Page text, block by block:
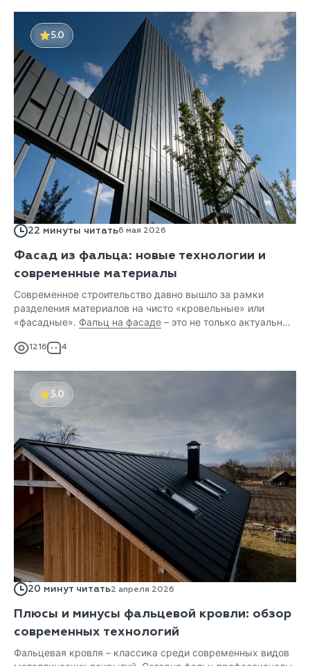
5.0
22 минуты читать6 мая 2026
Фасад из фальца: новые технологии и
современные материалы
Современное строительство давно вышло за рамки
разделения материалов на чисто «кровельные» или
«фасадные». Фальц на фасаде – это не только актуальный
надежность которой проверена веками.
1216 4
5.0
20 минут читать2 апреля 2026
Плюсы и минусы фальцевой кровли: обзор
современных технологий
Фальцевая кровля – классика среди современных видов